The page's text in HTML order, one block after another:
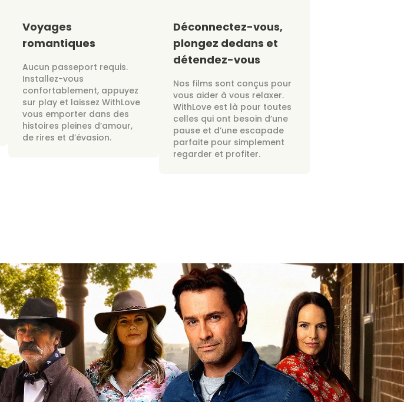
Voyages
romantiques
Aucun passeport requis.
Installez-vous
confortablement, appuyez
sur play et laissez WithLove
vous emporter dans des
histoires pleines d’amour,
de rires et d’évasion.
Déconnectez-vous,
plongez dedans et
détendez-vous
Nos films sont conçus pour
vous aider à vous relaxer.
WithLove est là pour toutes
celles qui ont besoin d’une
pause et d’une escapade
parfaite pour simplement
regarder et profiter.